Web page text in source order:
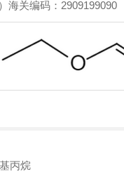
海关编码：2909199090
丙烷